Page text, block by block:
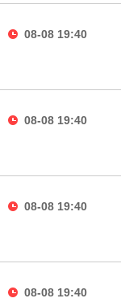
08-08 19:40
08-08 19:40
08-08 19:40
08-08 19:40